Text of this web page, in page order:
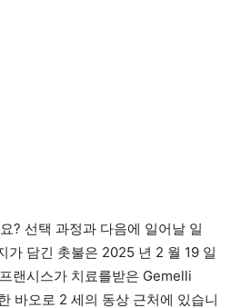
가 담긴 촛불은 2025 년 2 월 19 일
랜시스가 치료를받은 Gemelli
바오로 2 세의 동상 근처에 있습니